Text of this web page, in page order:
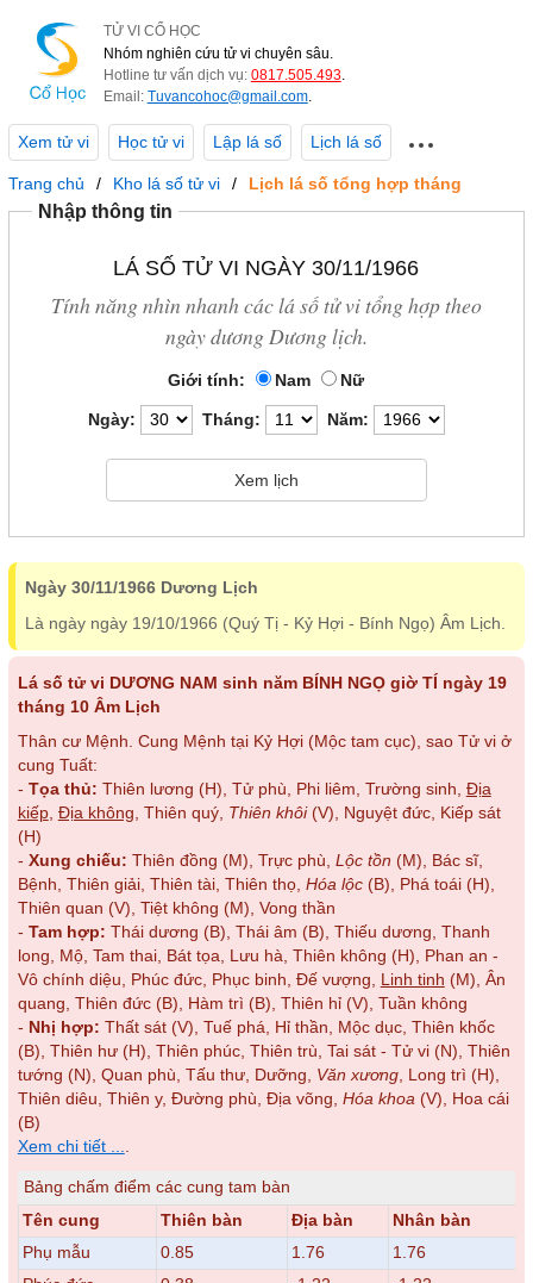
TỬ VI CỔ HỌC
Nhóm nghiên cứu tử vi chuyên sâu.
Hotline tư vấn dịch vụ: 0817.505.493.
Email: Tuvancohoc@gmail.com.
Xem tử vi Học tử vi Lập lá số Lịch lá số
Trang chủ Kho lá số tử vi Lịch lá số tổng hợp tháng
Nhập thông tin
LÁ SỐ TỬ VI NGÀY 30/11/1966
Tính năng nhìn nhanh các lá số tử vi tổng hợp theo
ngày dương Dương lịch.
Giới tính: Nam Nữ
Ngày: Tháng: Năm:
Ngày 30/11/1966 Dương Lịch
Là ngày ngày 19/10/1966 (Quý Tị - Kỷ Hợi - Bính Ngọ) Âm Lịch.
Lá số tử vi DƯƠNG NAM sinh năm BÍNH NGỌ giờ TÍ ngày 19
tháng 10 Âm Lịch
Thân cư Mệnh. Cung Mệnh tại Kỷ Hợi (Mộc tam cục), sao Tử vi ở
cung Tuất:
- Tọa thủ: Thiên lương (H), Tử phù, Phi liêm, Trường sinh, Địa
kiếp, Địa không, Thiên quý, Thiên khôi(V), Nguyệt đức, Kiếp sát
(H)
- Xung chiếu: Thiên đồng (M), Trực phù, Lộc tồn (M), Bác sĩ,
Bệnh, Thiên giải, Thiên tài, Thiên thọ, Hóa lộc(B), Phá toái (H),
Thiên quan (V), Tiệt không (M), Vong thần
- Tam hợp: Thái dương (B), Thái âm (B), Thiếu dương, Thanh
long, Mộ, Tam thai, Bát tọa, Lưu hà, Thiên không (H), Phan an -
Vô chính diệu, Phúc đức, Phục binh, Đế vượng, Linh tinh (M), Ân
quang, Thiên đức (B), Hàm trì (B), Thiên hỉ (V), Tuần không
- Nhị hợp: Thất sát (V), Tuế phá, Hỉ thần, Mộc dục, Thiên khốc
(B), Thiên hư (H), Thiên phúc, Thiên trù, Tai sát - Tử vi (N), Thiên
tướng (N), Quan phù, Tấu thư, Dưỡng, Văn xương, Long trì (H),
Thiên diêu, Thiên y, Đường phù, Địa võng, Hóa khoa(V), Hoa cái
(B)
Xem chi tiết ....
Bảng chấm điểm các cung tam bàn
Tên cung
Thiên bàn Địa bàn
Nhân bàn
Phụ mẫu
0.85 1.76
1.76